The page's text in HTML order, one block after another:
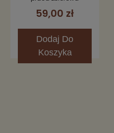
59,00 zł
Dodaj Do
Koszyka